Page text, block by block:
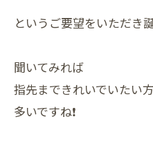
というご要望をいただき
聞いてみれば
指先まできれいでいたい方
多いですね❗